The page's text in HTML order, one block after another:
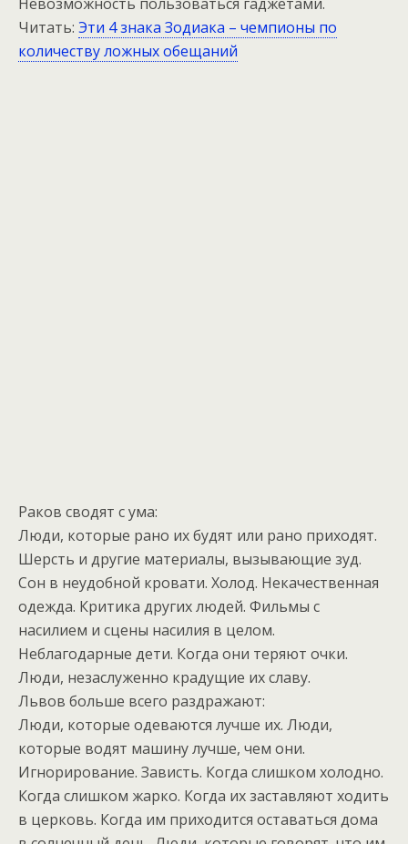
Читать: Эти 4 знака Зодиака – чемпионы по
количеству ложных обещаний
Раков сводят с ума:
Люди, которые рано их будят или рано приходят.
Шерсть и другие материалы, вызывающие зуд.
Сон в неудобной кровати. Холод. Некачественная
одежда. Критика других людей. Фильмы с
насилием и сцены насилия в целом.
Неблагодарные дети. Когда они теряют очки.
Люди, незаслуженно крадущие их славу.
Львов больше всего раздражают:
Люди, которые одеваются лучше их. Люди,
которые водят машину лучше, чем они.
Игнорирование. Зависть. Когда слишком холодно.
Когда слишком жарко. Когда их заставляют ходить
в церковь. Когда им приходится оставаться дома